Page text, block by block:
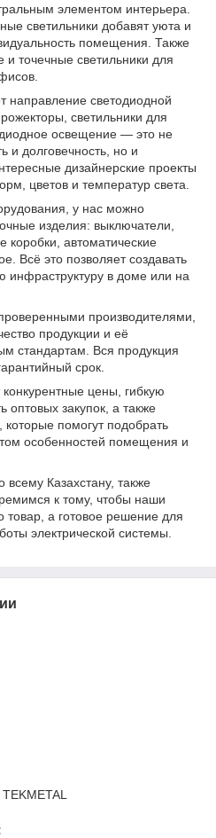
элементом интерьера.
светильники добавят уюта и
помещения. Также
точечные светильники для
направление светодиодной
светильники для
освещение — это не
и долговечность, но и
дизайнерские проекты
цветов и температур света.
у нас можно
изделия: выключатели,
коробки, автоматические
Всё это позволяет создавать
инфраструктуру в доме или на
производителями,
продукции и её
стандартам. Вся продукция
срок.
цены, гибкую
оптовых закупок, а также
которые помогут подобрать
особенностей помещения и
всему Казахстану, также
к тому, чтобы наши
товар, а готовое решение для
электрической системы.